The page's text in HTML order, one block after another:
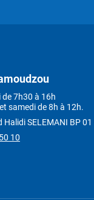
7h30 à 16h
samedi de 8h à 12h.
Halidi SELEMANI BP
10